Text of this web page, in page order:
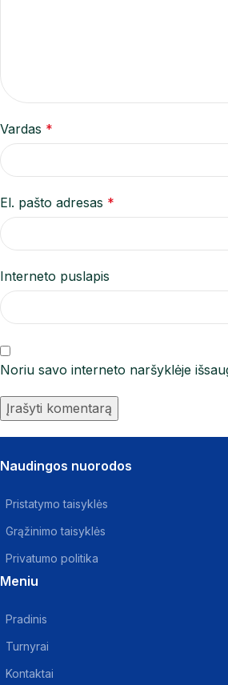
Vardas *
El. pašto adresas *
Interneto puslapis
Noriu savo interneto naršyklėje
Naudingos nuorodos
Pristatymo taisyklės
Grąžinimo taisyklės
Privatumo politika
Meniu
Pradinis
Turnyrai
Kontaktai